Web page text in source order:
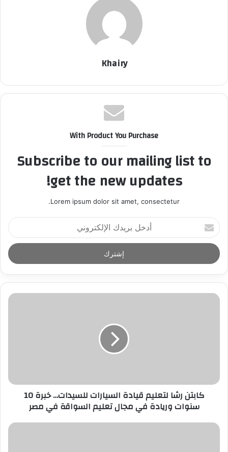
Khairy
With Product You Purchase
Subscribe to our mailing list to
get the new updates!
Lorem ipsum dolor sit amet, consectetur.
أ
د
خ
ل
ر
د
ر
كابتن رشا لتعليم قيادة السيارات للسيدات… خبرة 10
سنوات وريادة في مجال تعليم السواقة في مصر